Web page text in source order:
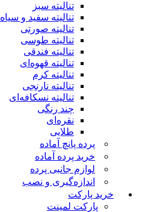
تنالیته سبز
تنالیته سفید و سیاه
تنالیته صورتی
تنالیته طوسی
تنالیته فندقی
تنالیته قهوه‌ای
تنالیته کرم
تنالیته نارنجی
تنالیته نسکافه‌ای
چند رنگی
نقره‌ای
طلایی
پرده پانچ آماده
خرید پرده آماده
لوازم جانبی پرده
اندازه‌گیری و نصب
خرید پارکت
پارکت لمینت